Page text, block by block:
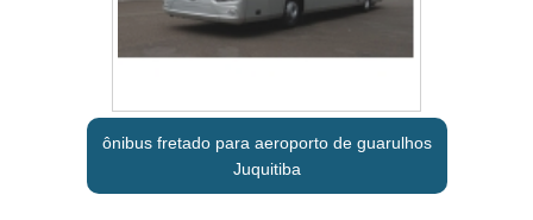
ônibus fretado para aeroporto de guarulhos
Juquitiba